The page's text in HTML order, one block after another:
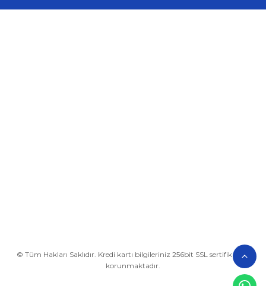
© Tüm Hakları Saklıdır. Kredi kartı bilgileriniz 256bit SSL sertifikası ile
korunmaktadır.